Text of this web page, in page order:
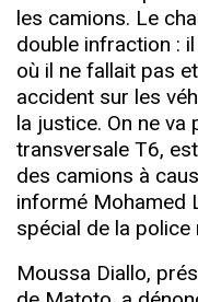
les camions. Le
double infraction :
où il ne fallait pas
accident sur les
la justice. On ne va
transversale T6,
des camions à
informé Mohamed
spécial de la police
Moussa Diallo,